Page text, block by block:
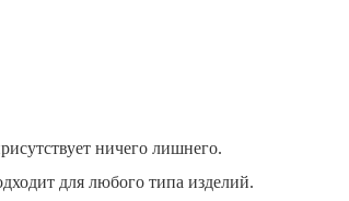
ничего лишнего.
для любого типа изделий.